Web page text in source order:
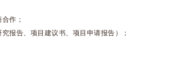
作；
告、项目建议书、项目申请报告）；